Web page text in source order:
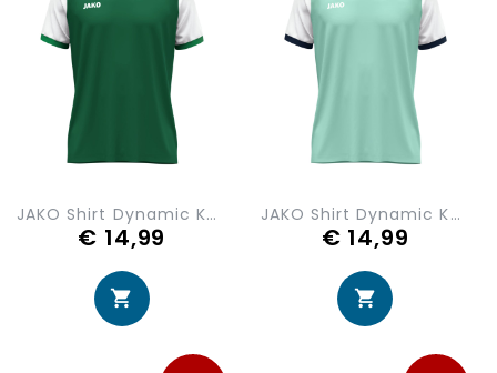
JAKO Shirt Dynamic KM 4270-205
€ 14,99
JAKO Shirt Dynamic KM 4270-250
€ 14,99